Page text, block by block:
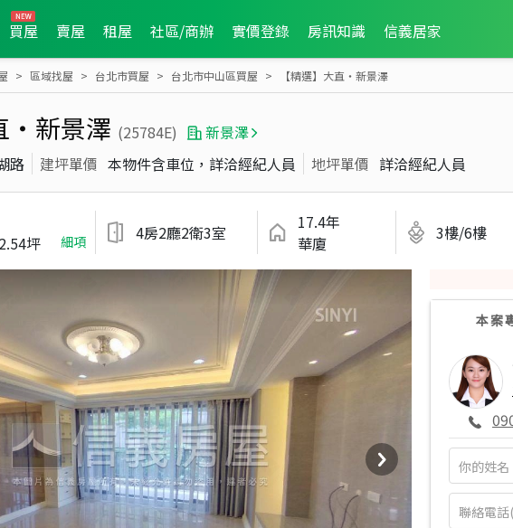
買屋 賣屋 租屋 社區/商辦 實價登錄 房訊知識 信義居家
區域找屋 台北市買屋 台北市中山區買屋 【精選】大直‧新景澤
‧新景澤 (25784E)
新景澤
路 建坪單價 本物件含車位，詳洽經紀人員 地坪單價 詳洽經紀人員
坪 細項 4房2廳2衛3室
17.4年
華廈
3樓/6樓
本案